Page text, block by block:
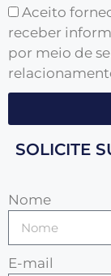
Aceito
receber
por meio de
SOLICITE
Nome
E-mail